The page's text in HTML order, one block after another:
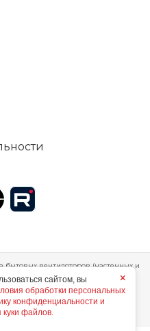
вентиляторов (настенных и
маркетинговых
2025 г. ERA Group (ООО «ЭРА»)
продаж и экспорту бытовых
выражении за 2024 год.
DISCOVERY RESEARCH Group.
×
сайтом, вы
обработки персональных
конфиденциальности и
куки файлов.